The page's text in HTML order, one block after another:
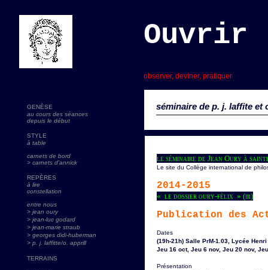
séminaire de p. j. laffite et
observer, deviner, pratiquer
GENÈSE
au cours des séances
depuis le début
STYLE
à table
carnets de bord
> carnets d'annick
REPÈRES
à lire
constellation
entre nous
> jean oury
> jean-luc godard
> jean-marie straub
> georges didi-huberman
> p. j. laffitte/o. apprill
TERRAINS
le séminaire de Jean Oury à
Le site du Collège international de
2014-2015
« le dossier oury-félix » (iii)
Publication des
Dates
(19h-21h) Salle PrM-1.03, Lycée
Jeu 16 oct, Jeu 6 nov, Jeu 20 nov,
Présentation
Ouvrir